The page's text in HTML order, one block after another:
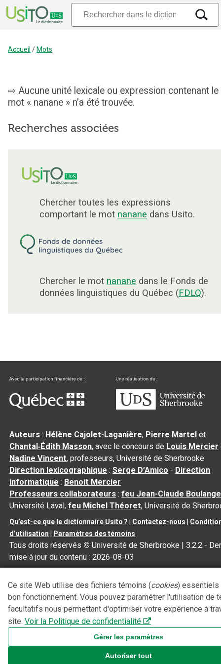
Accueil / Mots
Aucune unité lexicale ou expression contenant le
mot « nanane » n’a été trouvée.
Recherches associées
Chercher toutes les expressions
comportant le mot nanane dans Usito.
Chercher le mot nanane dans le Fonds de
données linguistiques du Québec (FDLQ).
Auteurs : Hélène Cajolet-Laganière, Pierre Martel et
Chantal‑Édith Masson, avec le concours de Louis Mercier
Nadine Vincent, professeurs, Université de Sherbrooke
Direction lexicographique :Serge D’Amico - Direction
informatique : Benoit Mercier
Professeurs collaborateurs :feu Jean-Claude
Université Laval,feu Michel Théoret, Université de
Qu’est-ce que le dictionnaire Usito ? Contactez-nous
d’utilisation
Paramètres des témoins
Tous droits réservés © Université de Sherbrooke |3.2.2 -
mise à jour du contenu :2026-08-03
Ce site Web utilise des fichiers témoins (cookies) essentiels
bon fonctionnement. Vous pouvez paramétrer l'utilisation de
facultatifs nous permettant d'optimiser votre expérience à
site. Voir la Politique de confidentialité
Gérer les paramètres
Autoriser tout